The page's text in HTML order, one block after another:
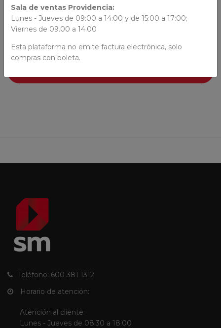
Teléfono: 600 381 1312
Horario de atención:
Atención al cliente:
Lunes - Jueves de 08:30 a 18:00
Sala de ventas Providencia:
Lunes - Jueves de 09:00 a 14:00 y de 15:00 a 17:00;
Viernes de 09.00 a 14.00
Esta plataforma no emite factura electrónica, solo
compras con boleta.